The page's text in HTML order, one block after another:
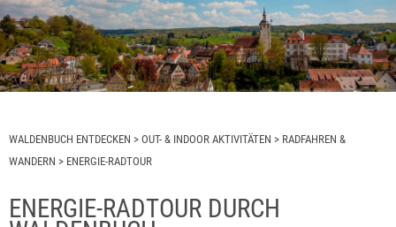
WALDENBUCH ENTDECKEN > OUT- & INDOOR AKTIVITÄTEN > RADFAHREN &
WANDERN > ENERGIE-RADTOUR
ENERGIE-RADTOUR DURCH